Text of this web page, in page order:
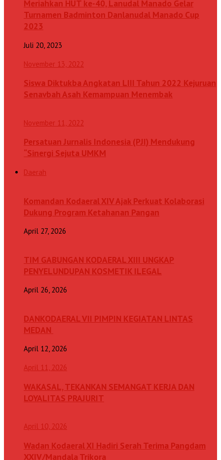
Meriahkan HUT ke-40, Lanudal Manado Gelar
Turnamen Badminton Danlanudal Manado Cup
2023
Juli 20, 2023
November 13, 2022
Siswa Diktukba Angkatan LIII Tahun 2022 Kejuruan
Senavbah Asah Kemampuan Menembak
November 11, 2022
Persatuan Jurnalis Indonesia (PJI) Mendukung
“Sinergi Sejuta UMKM
Daerah
Komandan Kodaeral XIV Ajak Perkuat Kolaborasi
Dukung Program Ketahanan Pangan
April 27, 2026
TIM GABUNGAN KODAERAL XIII UNGKAP
PENYELUNDUPAN KOSMETIK ILEGAL
April 26, 2026
DANKODAERAL VII PIMPIN KEGIATAN LINTAS
MEDAN
April 12, 2026
April 11, 2026
WAKASAL, TEKANKAN SEMANGAT KERJA DAN
LOYALITAS PRAJURIT
April 10, 2026
Wadan Kodaeral XI Hadiri Serah Terima Pangdam
XXIV/Mandala Trikora